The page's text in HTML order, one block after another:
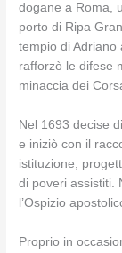
dogane a Roma,
porto di Ripa
tempio di Adriano
rafforzò le difese
minaccia dei
Nel 1693 decise
e iniziò con il
istituzione,
di poveri assistiti.
l’Ospizio
Proprio in